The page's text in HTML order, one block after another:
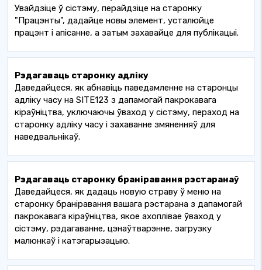
Увайдзіце ў сістэму, перайдзіце на старонку
"Працэнты", дадайце новы элемент, усталюйце
працэнт і апісанне, а затым захавайце для публікацыі.
Рэдагаваць старонку адліку
Даведайцеся, як абнавіць паведамленне на старонцы
адліку часу на SITE123 з дапамогай пакрокавага
кіраўніцтва, уключаючы ўваход у сістэму, пераход на
старонку адліку часу і захаванне змяненняў для
наведвальнікаў.
Рэдагаваць старонку браніравання рэстаранаў
Даведайцеся, як дадаць новую страву ў меню на
старонку браніравання вашага рэстарана з дапамогай
пакрокавага кіраўніцтва, якое ахоплівае ўваход у
сістэму, рэдагаванне, цэнаўтварэнне, загрузку
малюнкаў і катэгарызацыю.